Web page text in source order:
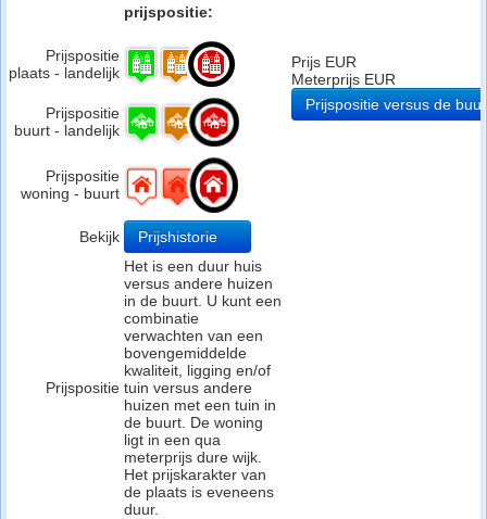
prijspositie:
Prijspositie
plaats - landelijk
Prijspositie
buurt - landelijk
Prijspositie
woning - buurt
Bekijk Prijshistorie
Prijspositie
Het is een duur huis
versus andere huizen
in de buurt. U kunt een
combinatie
verwachten van een
bovengemiddelde
kwaliteit, ligging en/of
tuin versus andere
huizen met een tuin in
de buurt. De woning
ligt in een qua
meterprijs dure wijk.
Het prijskarakter van
de plaats is eveneens
duur.
Prijs EUR
Meterprijs EUR
Prijspositie versus de